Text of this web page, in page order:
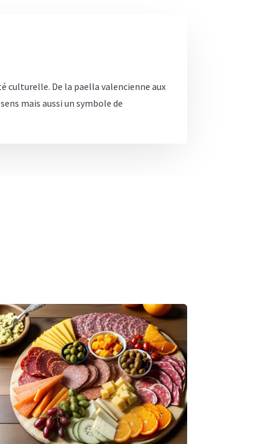
culturelle. De la paella valencienne aux
mais aussi un symbole de